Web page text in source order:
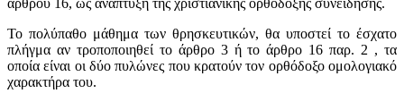
Το πολύπαθο μάθημα των θρησκευτικών, θα υποστεί το έσχατο
πλήγμα αν τροποποιηθεί το άρθρο 3 ή το άρθρο 16 παρ. 2 , τα
οποία είναι οι δύο πυλώνες που κρατούν τον ορθόδοξο ομολογιακό
χαρακτήρα του.